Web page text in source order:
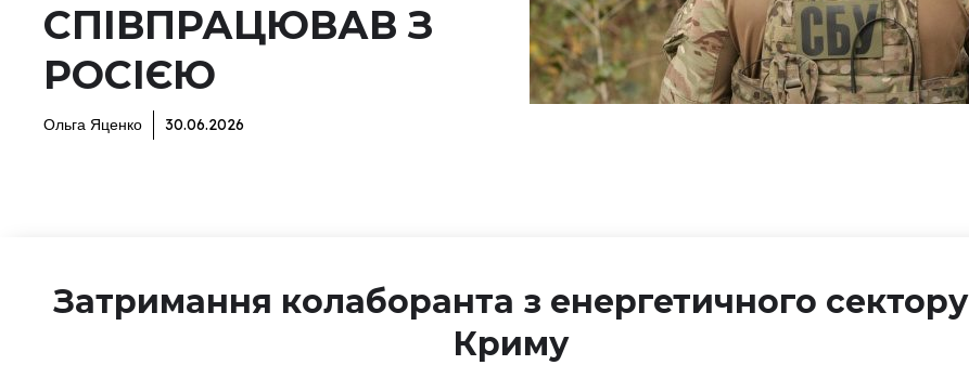
СПІВПРАЦЮВАВ З
РОСІЄЮ
Ольга Яценко 30.06.2026
Затримання колаборанта з енергетичного сектору
Криму